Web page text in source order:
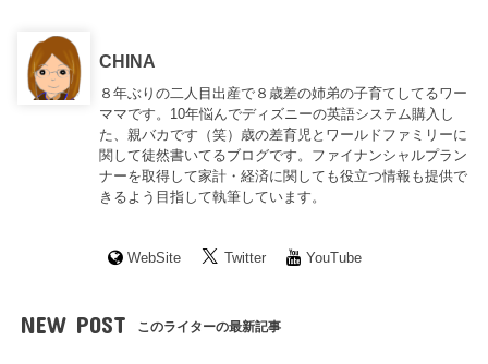
CHINA
８年ぶりの二人目出産で８歳差の姉弟の子育てしてるワー
ママです。10年悩んでディズニーの英語システム購入し
た、親バカです（笑）歳の差育児とワールドファミリーに
関して徒然書いてるブログです。ファイナンシャルプラン
ナーを取得して家計・経済に関しても役立つ情報も提供で
きるよう目指して執筆しています。
WebSite Twitter YouTube
NEW POST このライターの最新記事